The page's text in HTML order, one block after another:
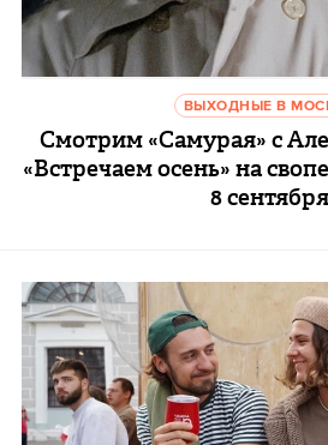
ВЫХОДНЫЕ В
Смотрим «Самурая» с
«Встречаем осень» на
8 сентября